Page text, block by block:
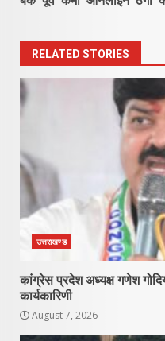
RELATED STORIES
उत्तराखण्ड
कांग्रेस प्रदेश अध्यक्ष गणेश
कार्यकारिणी
August 7, 2026